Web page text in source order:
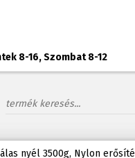
8-16, Szombat 8-12
nyél 3500g, Nylon